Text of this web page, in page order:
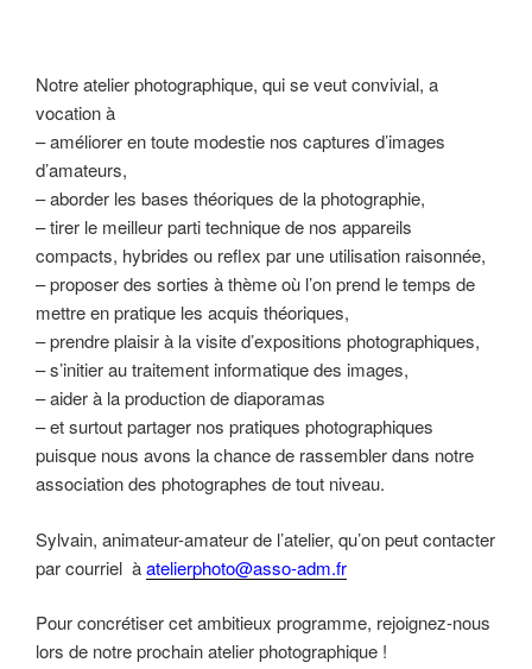
Notre atelier photographique, qui se veut convivial, a
vocation à
– améliorer en toute modestie nos captures d’images
d’amateurs,
– aborder les bases théoriques de la photographie,
– tirer le meilleur parti technique de nos appareils
compacts, hybrides ou reflex par une utilisation raisonnée,
– proposer des sorties à thème où l’on prend le temps de
mettre en pratique les acquis théoriques,
– prendre plaisir à la visite d’expositions photographiques,
– s’initier au traitement informatique des images,
– aider à la production de diaporamas
– et surtout partager nos pratiques photographiques
puisque nous avons la chance de rassembler dans notre
association des photographes de tout niveau.
Sylvain, animateur-amateur de l’atelier, qu’on peut contacter
par courriel àatelierphoto@asso-adm.fr
Pour concrétiser cet ambitieux programme, rejoignez-nous
lors de notre prochain atelier photographique !